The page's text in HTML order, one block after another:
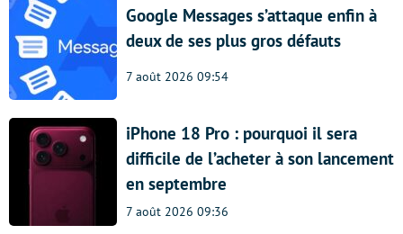
Google Messages s’attaque enfin à
deux de ses plus gros défauts
7 août 2026 09:54
iPhone 18 Pro : pourquoi il sera
difficile de l’acheter à son lancement
en septembre
7 août 2026 09:36